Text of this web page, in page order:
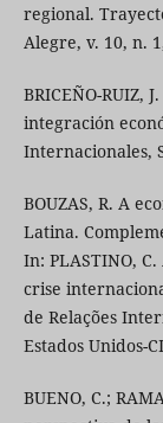
regional.
Alegre, v. 10, n.
BRICEÑO-RUIZ,
integración
Internacionales,
BOUZAS, R. A
Latina.
In: PLASTINO,
crise
de Relações
Estados Unidos-
BUENO, C.;